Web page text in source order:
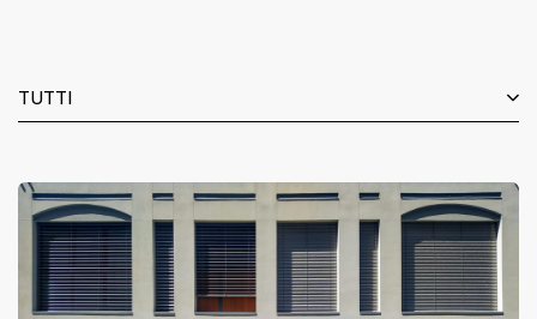
TUTTI